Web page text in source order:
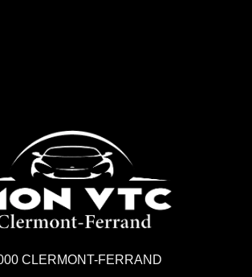
CLERMONT-FERRAND